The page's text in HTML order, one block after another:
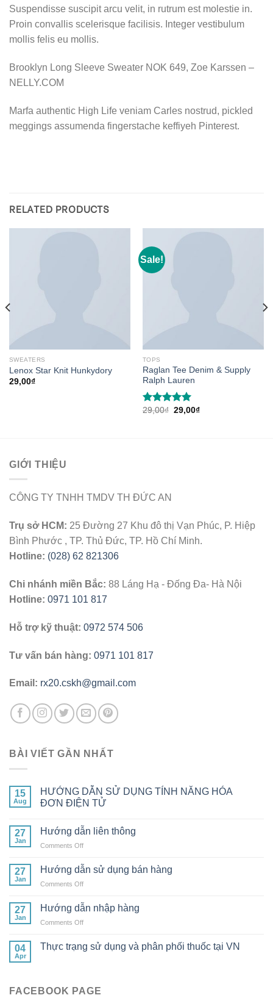
Suspendisse suscipit arcu velit, in rutrum est molestie in.
Proin convallis scelerisque facilisis. Integer vestibulum
mollis felis eu mollis.
Brooklyn Long Sleeve Sweater NOK 649, Zoe Karssen –
NELLY.COM
Marfa authentic High Life veniam Carles nostrud, pickled
meggings assumenda fingerstache keffiyeh Pinterest.
RELATED PRODUCTS
SWEATERS
Lenox Star Knit Hunkydory
29,00₫
Sale!
TOPS
Raglan Tee Denim & Supply
Ralph Lauren
Rated 5.00
29,00₫ Original
29,00₫Current
GIỚI THIỆU
CÔNG TY TNHH TMDV TH ĐỨC AN
Trụ sở HCM: 25 Đường 27 Khu đô thị Vạn Phúc, P. Hiệp
Bình Phước , TP. Thủ Đức, TP. Hồ Chí Minh.
Hotline: (028) 62 821306
Chi nhánh miền Bắc: 88 Láng Hạ - Đống Đa- Hà Nội
Hotline: 0971 101 817
Hỗ trợ kỹ thuật: 0972 574 506
Tư vấn bán hàng: 0971 101 817
Email: rx20.cskh@gmail.com
BÀI VIẾT GẦN NHẤT
15
Aug
HƯỚNG DẪN SỬ DỤNG TÍNH NĂNG HÓA
ĐƠN ĐIỆN TỬ
27
Jan
Hướng dẫn liên thông
Comments Offon
dẫn
27
Jan
Hướng dẫn sử dụng bán hàng
Comments Offon
dẫn
hàng
27
Jan
Hướng dẫn nhập hàng
Comments Offon
nhập
04
Apr
Thực trạng sử dụng và phân phối thuốc tại VN
FACEBOOK PAGE